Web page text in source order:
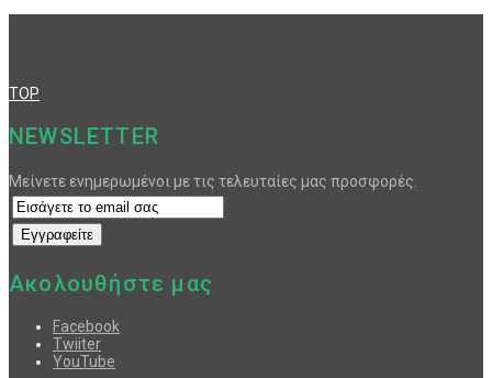
TOP
NEWSLETTER
Μείνετε ενημερωμένοι με τις τελευταίες μας προσφορές.
Ακολουθήστε μας
Facebook
Twiiter
YouTube